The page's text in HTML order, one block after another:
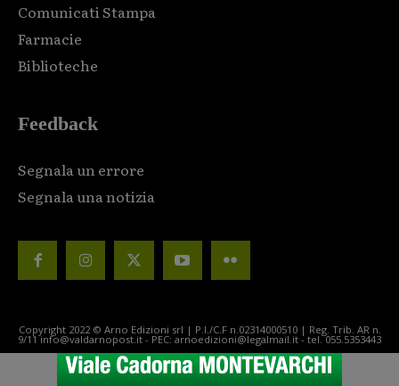
Comunicati Stampa
Farmacie
Biblioteche
Feedback
Segnala un errore
Segnala una notizia
Copyright 2022 © Arno Edizioni srl | P.I./C.F n.02314000510 | Reg. Trib. AR n.
9/11 info@valdarnopost.it - PEC: arnoedizioni@legalmail.it - tel. 055.5353443